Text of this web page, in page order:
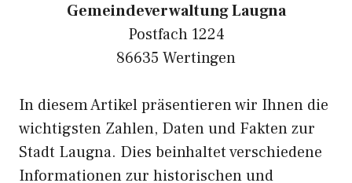
Gemeindeverwaltung Laugna
Postfach 1224
86635 Wertingen
In diesem Artikel präsentieren wir Ihnen die
wichtigsten Zahlen, Daten und Fakten zur
Stadt Laugna. Dies beinhaltet verschiedene
Informationen zur historischen und